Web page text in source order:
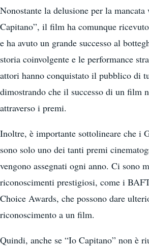
Nonostante la delusione per la
Capitano”, il film ha comunque
e ha avuto un grande successo al
storia coinvolgente e le performance
attori hanno conquistato il pubblico di
dimostrando che il successo di un film
attraverso i premi.
Inoltre, è importante sottolineare che i
sono solo uno dei tanti premi
vengono assegnati ogni anno. Ci sono
riconoscimenti prestigiosi, come i
Choice Awards, che possono dare
riconoscimento a un film.
Quindi, anche se “Io Capitano” non è